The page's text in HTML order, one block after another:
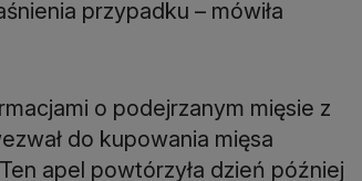
przypadku – mówiła
o podejrzanym mięsie z
do kupowania mięsa
apel powtórzyła dzień później